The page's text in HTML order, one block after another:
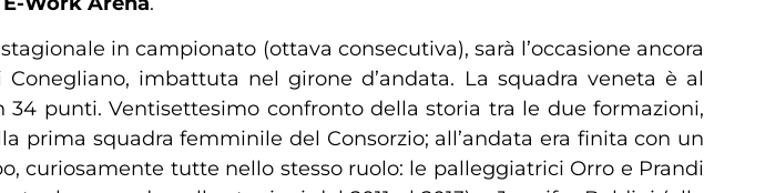
in campionato (ottava consecutiva), sarà l’occasione ancora
imbattuta nel girone d’andata. La squadra veneta è al
punti. Ventisettesimo confronto della storia tra le due formazioni,
prima squadra femminile del Consorzio; all’andata era finita con un
curiosamente tutte nello stesso ruolo: le palleggiatrici Orro e Prandi